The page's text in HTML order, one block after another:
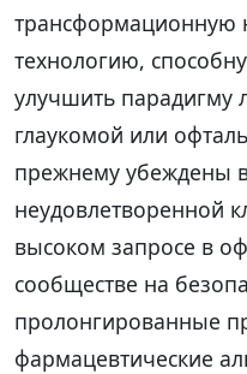
технологию,
улучшить парадигму
глаукомой или
прежнему убеждены
неудовлетворенной
высоком запросе в
сообществе на
пролонгированные
фармацевтические